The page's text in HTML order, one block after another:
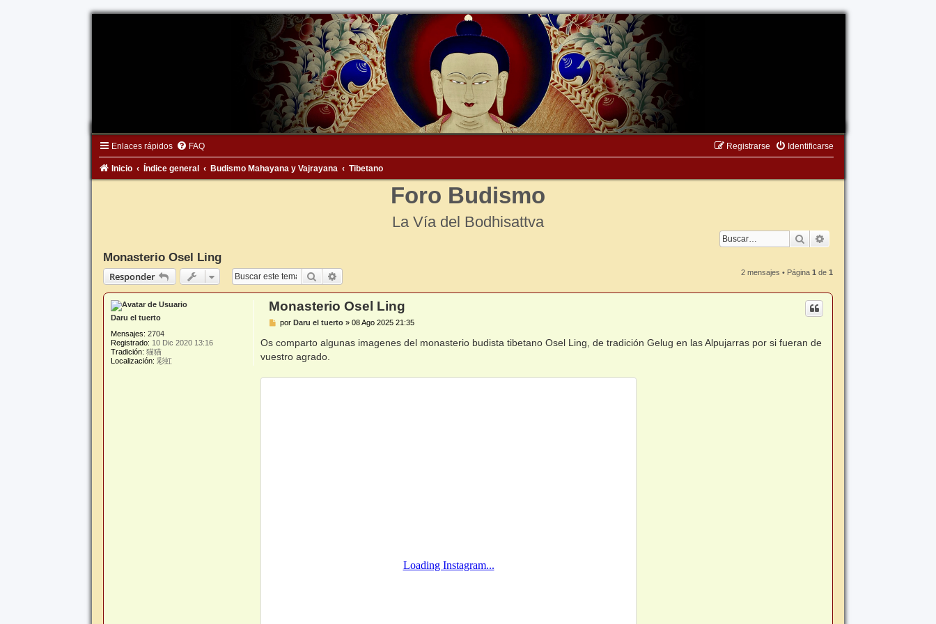
Enlaces rápidos FAQ Identificarse
Registrarse
Inicio Índice general Budismo Mahayana y Vajrayana Tibetano
Foro Budismo
La Vía del Bodhisattva
Buscar
Monasterio Osel Ling
Responder
Buscar 2 mensajes • Página1 de1
Daru el tuerto
Mensajes: 2704
Registrado: 10 Dic 2020 13:16
Tradición: 猫猫
Localización: 彩虹
Monasterio Osel Ling
M
n
s
a
e
porDaru el tuerto »08 Ago 2025 21:35
Os comparto algunas imagenes del monasterio budista tibetano Osel Ling, de tradición Gelug en las Alpujarras por si fueran de
vuestro agrado.